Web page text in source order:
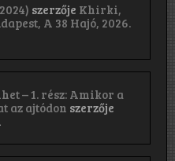
szerzője Khirki,
A 38 Hajó, 2026.
– 1. rész: Amikor a
az ajtódon szerzője